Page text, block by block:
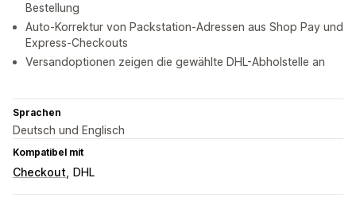
Bestellung
Auto-Korrektur von Packstation-Adressen aus Shop Pay und
Express-Checkouts
Versandoptionen zeigen die gewählte DHL-Abholstelle an
Sprachen
Deutsch und Englisch
Kompatibel mit
Checkout DHL